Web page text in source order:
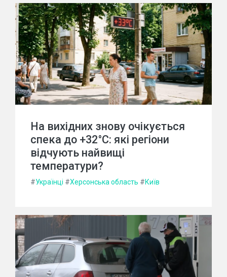
На вихідних знову очікується
спека до +32°C: які регіони
відчують найвищі
температури?
#Українці #Херсонська область #Київ